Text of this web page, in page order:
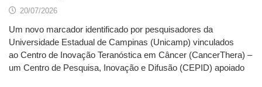
20/07/2026
Um novo marcador identificado por pesquisadores da
Universidade Estadual de Campinas (Unicamp) vinculados
ao Centro de Inovação Teranóstica em Câncer (CancerThera) –
um Centro de Pesquisa, Inovação e Difusão (CEPID) apoiado